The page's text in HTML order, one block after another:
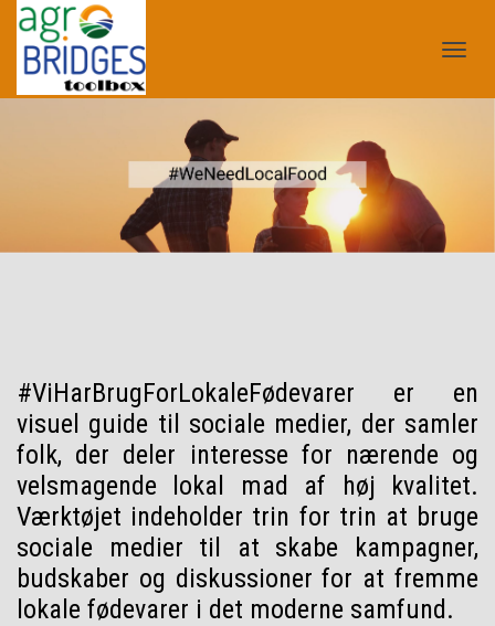
#ViHarBrugForLokaleFødevarer er en
visuel guide til sociale medier, der samler
folk, der deler interesse for nærende og
velsmagende lokal mad af høj kvalitet.
Værktøjet indeholder trin for trin at bruge
sociale medier til at skabe kampagner,
budskaber og diskussioner for at fremme
lokale fødevarer i det moderne samfund.